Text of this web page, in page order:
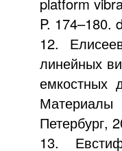
P. 174–180.
12.
линейных
емкостных
Петербург,
13.